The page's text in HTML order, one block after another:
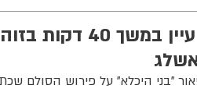
הרבי מבעלזא
"בני היכלא" על פירוש הסולם